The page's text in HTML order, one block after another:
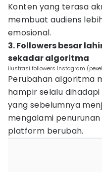
Konten yang terasa
membuat audiens
emosional.
3. Followers besar
sekadar algoritma
ilustrasi followers Instagram
Perubahan algoritma
hampir selalu
yang sebelumnya
mengalami
platform berubah.